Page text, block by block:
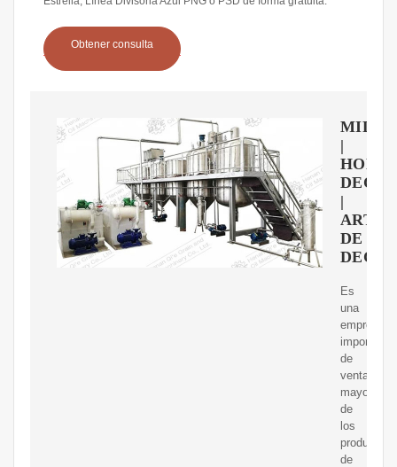
Obtener consulta
|
HOME
|
DE
Es
una
empresa
de
venta
mayorista
de
los
productos
de